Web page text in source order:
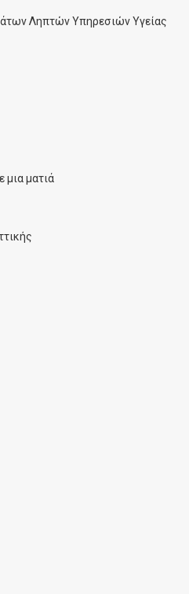
Ληπτών Υπηρεσιών Υγείας
μια ματιά